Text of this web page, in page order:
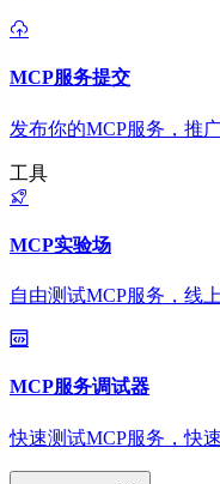
MCP服务提交
发布你的MCP服务，推
工具
MCP实验场
自由测试MCP服务，线
MCP服务调试器
快速测试MCP服务，快